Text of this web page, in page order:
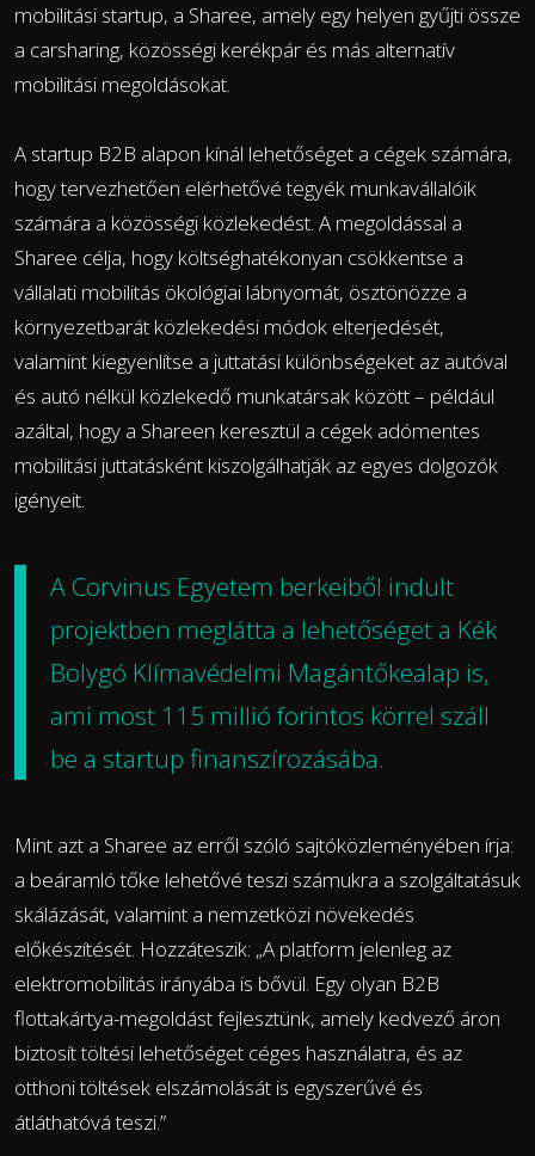
mobilitási startup, a Sharee, amely egy helyen gyűjti össze
a carsharing, közösségi kerékpár és más alternatív
mobilitási megoldásokat.
A startup B2B alapon kínál lehetőséget a cégek számára,
hogy tervezhetően elérhetővé tegyék munkavállalóik
számára a közösségi közlekedést. A megoldással a
Sharee célja, hogy költséghatékonyan csökkentse a
vállalati mobilitás ökológiai lábnyomát, ösztönözze a
környezetbarát közlekedési módok elterjedését,
valamint kiegyenlítse a juttatási különbségeket az autóval
és autó nélkül közlekedő munkatársak között – például
azáltal, hogy a Shareen keresztül a cégek adómentes
mobilitási juttatásként kiszolgálhatják az egyes dolgozók
igényeit.
A Corvinus Egyetem berkeiből indult
projektben meglátta a lehetőséget a Kék
Bolygó Klímavédelmi Magántőkealap is,
ami most 115 millió forintos körrel száll
be a startup finanszírozásába.
Mint azt a Sharee az erről szóló sajtóközleményében írja:
a beáramló tőke lehetővé teszi számukra a szolgáltatásuk
skálázását, valamint a nemzetközi növekedés
előkészítését. Hozzáteszik: „A platform jelenleg az
elektromobilitás irányába is bővül. Egy olyan B2B
flottakártya-megoldást fejlesztünk, amely kedvező áron
biztosít töltési lehetőséget céges használatra, és az
otthoni töltések elszámolását is egyszerűvé és
átláthatóvá teszi.”